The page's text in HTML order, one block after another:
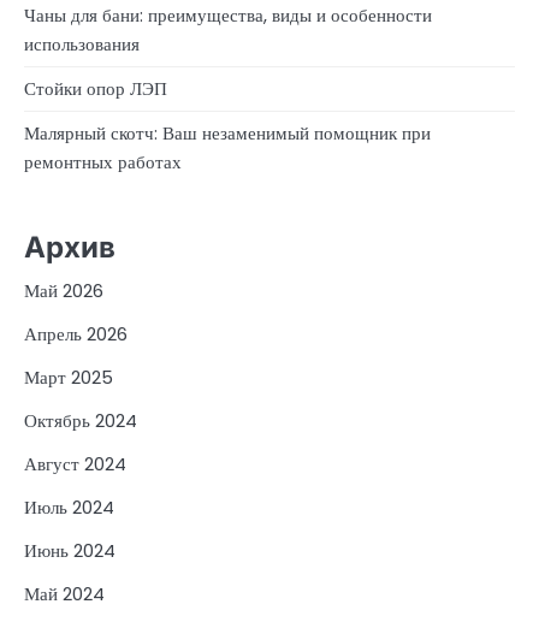
Чаны для бани: преимущества, виды и особенности
использования
Стойки опор ЛЭП
Малярный скотч: Ваш незаменимый помощник при
ремонтных работах
Архив
Май 2026
Апрель 2026
Март 2025
Октябрь 2024
Август 2024
Июль 2024
Июнь 2024
Май 2024